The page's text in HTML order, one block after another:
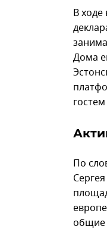
В ходе
Дома
По
общие